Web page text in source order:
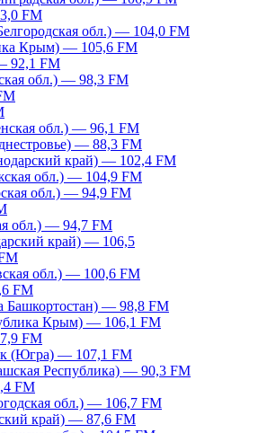
FM
обл.) — 104,0 FM
Крым) — 105,6 FM
92,1 FM
обл.) — 98,3 FM
обл.) — 96,1 FM
— 88,3 FM
край) — 102,4 FM
обл.) — 104,9 FM
обл.) — 94,9 FM
обл.) — 94,7 FM
край) — 106,5
обл.) — 100,6 FM
FM
Башкортостан) — 98,8 FM
Крым) — 106,1 FM
FM
(Югра) — 107,1 FM
Республика) — 90,3 FM
FM
обл.) — 106,7 FM
край) — 87,6 FM